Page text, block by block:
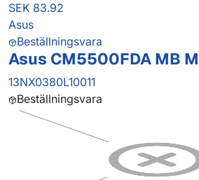
SEK 83.92
Asus
Beställningsvara
Asus CM5500FDA MB
13NX0380L10011
Beställningsvara